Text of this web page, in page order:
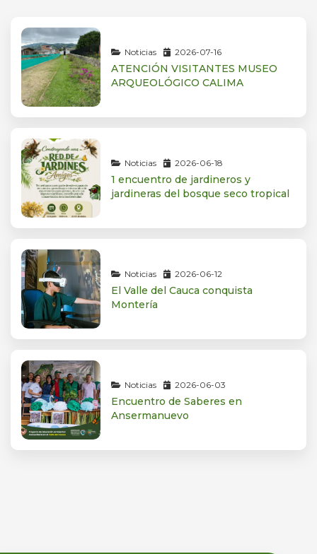
Noticias 2026-07-16
ATENCIÓN VISITANTES MUSEO
ARQUEOLÓGICO CALIMA
Noticias 2026-06-18
1 encuentro de jardineros y
jardineras del bosque seco tropical
Noticias 2026-06-12
El Valle del Cauca conquista
Montería
Noticias 2026-06-03
Encuentro de Saberes en
Ansermanuevo